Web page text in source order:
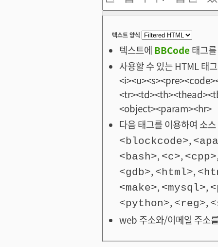
텍스트 양식
텍스트에 BBCode태그
사용할 수 있는 HTML
<object><param><hr>
다음 태그를 이용하여 소
<blockcode>,
<bash>, <c>, <cpp>
<gdb>, <html>,
<make>, <mysql>,
<python>, <reg>,
web 주소와/이메일 주소